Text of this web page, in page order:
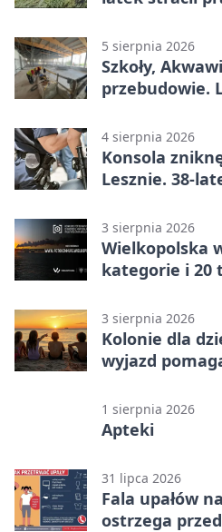
5 sierpnia 2026
Szkoły,
przebudowie.
4 sierpnia 2026
Konsola
Lesznie. 38-
3 sierpnia 2026
Wielkopolska
kategorie i 20
3 sierpnia 2026
Kolonie dla
wyjazd
1 sierpnia 2026
Apteki
31 lipca 2026
Fala upałów
ostrzega